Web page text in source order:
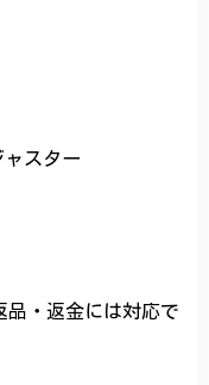
ャスター
品・返金には対応で